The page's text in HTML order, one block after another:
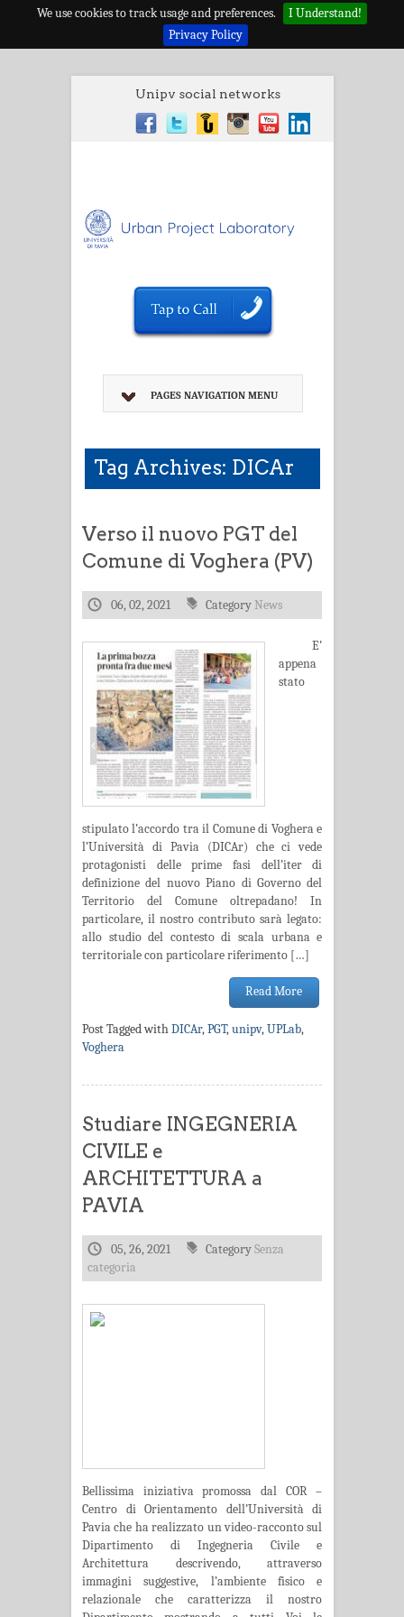
We use cookies to track usage and preferences.
I Understand!
Privacy Policy
Unipv social networks
PAGES NAVIGATION MENU
Tag Archives: DICAr
Verso il nuovo PGT del
Comune di Voghera (PV)
06, 02, 2021 CategoryNews
E’
appena
stato
stipulato l’accordo tra il Comune di Voghera e
l’Università di Pavia (DICAr) che ci vede
protagonisti delle prime fasi dell’iter di
definizione del nuovo Piano di Governo del
Territorio del Comune oltrepadano! In
particolare, il nostro contributo sarà legato:
allo studio del contesto di scala urbana e
territoriale con particolare riferimento […]
Read More
Post Tagged withDICAr,PGT,unipv,UPLab,
Voghera
Studiare INGEGNERIA
CIVILE e
ARCHITETTURA a
PAVIA
05, 26, 2021 CategorySenza
categoria
Bellissima iniziativa promossa dal COR –
Centro di Orientamento dell’Università di
Pavia che ha realizzato un video-racconto sul
Dipartimento di Ingegneria Civile e
Architettura descrivendo, attraverso
immagini suggestive, l’ambiente fisico e
relazionale che caratterizza il nostro